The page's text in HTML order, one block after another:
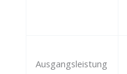
Ausgangsleistung